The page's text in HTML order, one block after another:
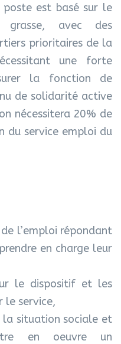
poste est basé sur le
avec des
prioritaires de la
une forte
la fonction de
de solidarité active
nécessitera 20% de
du service emploi du
l’emploi répondant
en charge leur
le dispositif et les
le service,
la situation sociale et
en oeuvre un